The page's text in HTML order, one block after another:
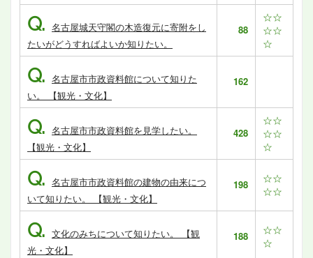
Q. 名古屋城天守閣の木造復元に寄附をし
たいがどうすればよいか知りたい。
88
☆☆
☆☆
☆
Q. 名古屋市市政資料館について知りた
い。 【観光・文化】
162
Q. 名古屋市市政資料館を見学したい。
【観光・文化】
428
☆☆
☆☆
☆
Q. 名古屋市市政資料館の建物の由来につ
いて知りたい。 【観光・文化】
198
☆☆
☆☆
Q. 文化のみちについて知りたい。 【観
光・文化】
188
☆☆
☆